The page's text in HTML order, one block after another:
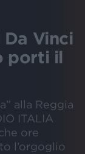
Da Vinci
porti il
alla Reggia
ITALIA
ore
l’orgoglio